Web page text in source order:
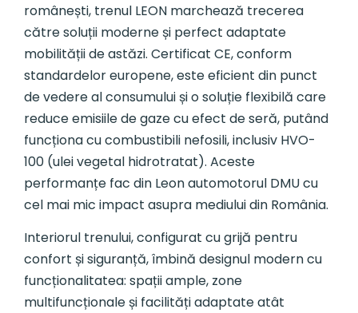
românești, trenul LEON marchează trecerea
către soluții moderne și perfect adaptate
mobilității de astăzi. Certificat CE, conform
standardelor europene, este eficient din punct
de vedere al consumului și o soluție flexibilă care
reduce emisiile de gaze cu efect de seră, putând
funcționa cu combustibili nefosili, inclusiv HVO-
100 (ulei vegetal hidrotratat). Aceste
performanțe fac din Leon automotorul DMU cu
cel mai mic impact asupra mediului din România.
Interiorul trenului, configurat cu grijă pentru
confort și siguranță, îmbină designul modern cu
funcționalitatea: spații ample, zone
multifuncționale și facilități adaptate atât